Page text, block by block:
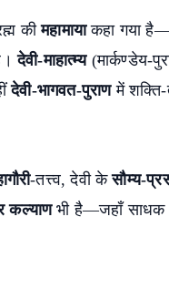
कीमहामायाकहा गया
देवी-माहात्म्य(मार्कण्डेय-
देवी-भागवत-पुराणमें शक्ति-
-तत्त्व, देवी केसौम्य-
कल्याणभी है—जहाँ साधक